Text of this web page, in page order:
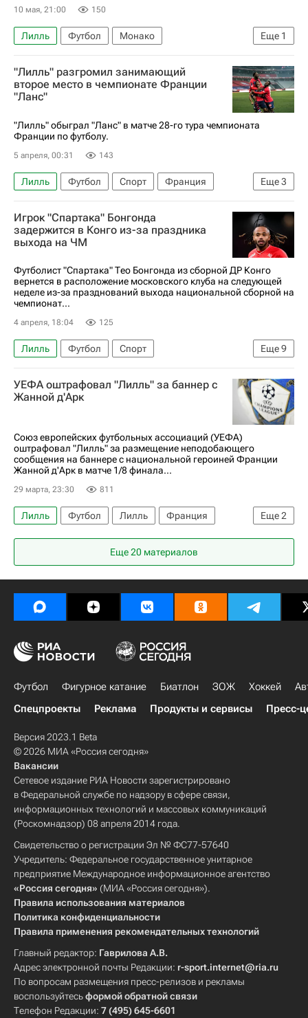
10 мая, 21:00 150
Еще 1
Лилль Футбол
Монако
Чемпионат Франции по футболу (Лига 1)
"Лилль" разгромил занимающий
второе место в чемпионате Франции
"Ланс"
"Лилль" обыграл "Ланс" в матче 28-го тура чемпионата
Франции по футболу.
5 апреля, 00:31 143
Еще3
Лилль Футбол Спорт
Франция
Чемпионат Франции по футболу (Лига 1)
Ланс
Страсбур
Игрок "Спартака" Бонгонда
задержится в Конго из-за праздника
выхода на ЧМ
Футболист "Спартака" Тео Бонгонда из сборной ДР Конго
вернется в расположение московского клуба на следующей
неделе из-за празднований выхода национальной сборной на
чемпионат...
4 апреля, 18:04 125
Еще9
Лилль Футбол
Спорт
Республика Конго
Ямайка
Россия
Международная федерация футбола (ФИФА)
Спартак Москва
ДР Конго
РПЛ 2026-2027 (Чемпионат России по футболу)
УЕФА оштрафовал "Лилль" за баннер с
Жанной д'Арк
Союз европейских футбольных ассоциаций (УЕФА)
оштрафовал "Лилль" за размещение неподобающего
сообщения на баннере с национальной героиней Франции
Жанной д'Арк в матче 1/8 финала...
29 марта, 23:30 811
Еще2
Лилль Футбол Лилль
Франция
Астон Вилла
Црвена Звезда
Еще 20 материалов
Футбол Фигурное катание Биатлон ЗОЖ Хоккей
Спецпроекты
Реклама Продукты и сервисы Пресс-
Версия 2023.1 Beta
© 2026 МИА «Россия сегодня»
Вакансии
Сетевое издание РИА Новости зарегистрировано
в Федеральной службе по надзору в сфере связи,
информационных технологий и массовых коммуникаций
(Роскомнадзор) 08 апреля 2014 года.
Свидетельство о регистрации Эл № ФС77-57640
Учредитель: Федеральное государственное унитарное
предприятие Международное информационное агентство
«Россия сегодня» (МИА «Россия сегодня»).
Правила использования материалов
Политика конфиденциальности
Правила применения рекомендательных технологий
Главный редактор: Гаврилова А.В.
Адрес электронной почты Редакции: r-sport.internet@ria.ru
По вопросам размещения пресс-релизов и рекламы
воспользуйтесьформой обратной связи
Телефон Редакции: 7 (495) 645-6601